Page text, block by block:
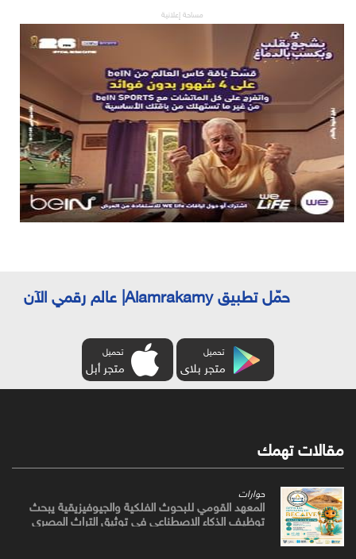
مساحة إعلانية
حمّل تطبيق Alamrakamy| عالم رقمي الآن
تحميل
متجر بلاى
تحميل
متجر أبل
مقالات تهمك
حوارات
المعهد القومي للبحوث الفلكية والجيوفيزيقية يبحث
توظيف الذكاء الاصطناعي في توثيق التراث المصري